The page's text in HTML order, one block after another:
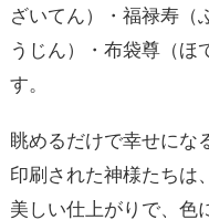
ざいてん）・福禄寿（
うじん）・布袋尊（ほ
す。
眺めるだけで幸せにな
印刷された神様たちは
美しい仕上がりで、色